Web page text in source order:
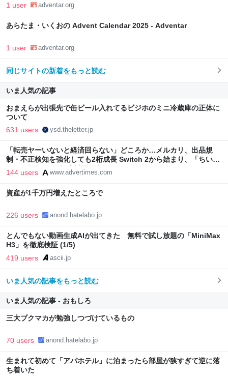
1 user adventar.org
あらたま・いくおの Advent Calendar 2025 - Adventar
1 user adventar.org
同じサイトの新着をもっと読む
いま人気の記事
おまえらが出張先で缶ビール入れてるビジホのミニ冷蔵庫の正体に
ついて
631 users ysd.theletter.jp
「転売ヤーいないと経済回らない」どころか…メルカリ、出品規
制・不正検知を強化しても2桁成長 Switch 2から始まり、「ちいか
わ」で極まった“転売対策の本気”
144 users www.advertimes.com
資産が1千万円増えたところで
226 users anond.hatelabo.jp
とんでもない動画生成AIが出てきた 無料で試し放題の「MiniMax
H3」を徹底検証 (1/5)
419 users ascii.jp
いま人気の記事をもっと読む
いま人気の記事 - おもしろ
三大ブクマカが勉強しつづけているもの
70 users anond.hatelabo.jp
生まれて初めて「アパホテル」に泊まったら部屋が狭すぎて逆に落
ち着いた